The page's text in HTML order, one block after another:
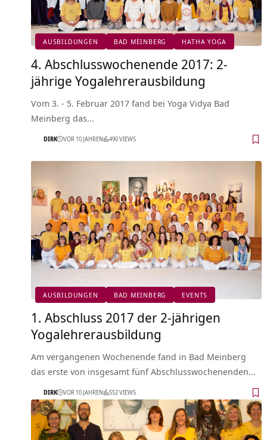
AUSBILDUNGEN BAD MEINBERG HATHA YOGA
4. Abschlusswochenende 2017: 2-
jährige Yogalehrerausbildung
Vom 3. - 5. Februar 2017 fand bei Yoga Vidya Bad
Meinberg das…
DIRK VOR 10 JAHREN 490 VIEWS
AUSBILDUNGEN BAD MEINBERG EVENTS
1. Abschluss 2017 der 2-jährigen
Yogalehrerausbildung
Am vergangenen Wochenende fand in Bad Meinberg
das erste von insgesamt fünf Abschlusswochenenden…
DIRK VOR 10 JAHREN 552 VIEWS